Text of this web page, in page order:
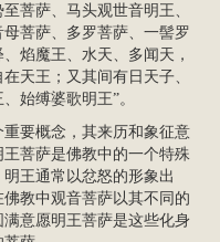
至菩萨 、马头观世音明王、
菩萨、多罗菩萨、一髻罗
焰魔王、水天、多闻天，
天王；又其间有日天子、
始缚婆歌明王”。
要概念，其来历和象征意
菩萨是佛教中的一个特殊
王通常以忿怒的形象出
教中观音菩萨以其不同的
意愿明王菩萨是这些化身